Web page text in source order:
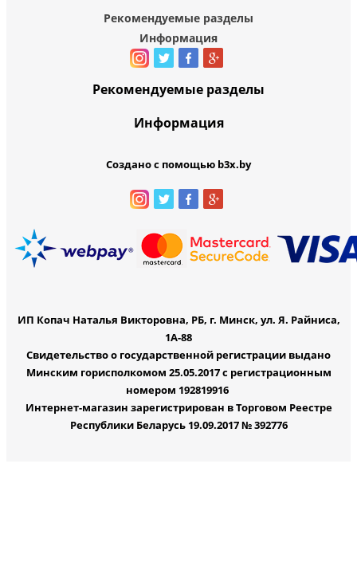
Рекомендуемые разделы
Информация
Рекомендуемые разделы
Информация
Создано с помощью b3x.by
ИП Копач Наталья Викторовна, РБ, г. Минск, ул. Я. Райниса,
1А-88
Свидетельство о государственной регистрации выдано
Минским горисполкомом 25.05.2017 с регистрационным
номером 192819916
Интернет-магазин зарегистрирован в Торговом Реестре
Республики Беларусь 19.09.2017 № 392776